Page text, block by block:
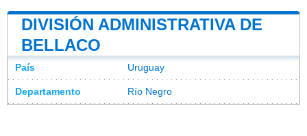
DIVISIÓN ADMINISTRATIVA DE
BELLACO
País Uruguay
Departamento Río Negro